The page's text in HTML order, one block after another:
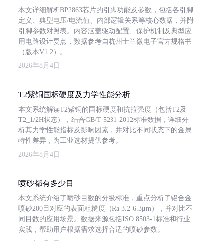
本文详细解析BP2863芯片的引脚功能及参数，包括各引脚
定义、典型电压/电流值、内部逻辑关系等核心数据，并附
引脚参数对照表。内容涵盖驱动配置、保护机制及典型应
用电路设计要点，数据参考自杭州士兰微电子官方规格书
（版本V1.2）。
2026年8月4日
T2紫铜国标硬度及力学性能分析
本文系统解读T2紫铜的国标硬度和抗拉强度（包括T2及
T2_1/2H状态），结合GB/T 5231-2012标准数据，详细分
析其力学性能指标及影响因素，并对比不同状态下的金属
特性差异，为工业选材提供参考。
2026年8月4日
喷砂都有多少目
本文系统介绍了喷砂目数的分级标准，重点分析了铝合金
喷砂200目对应的表面粗糙度（Ra 3.2-6.3μm），并对比不
同目数的应用场景。数据来源包括ISO 8503-1标准和行业
实践，帮助用户根据需求选择合适的喷砂参数。